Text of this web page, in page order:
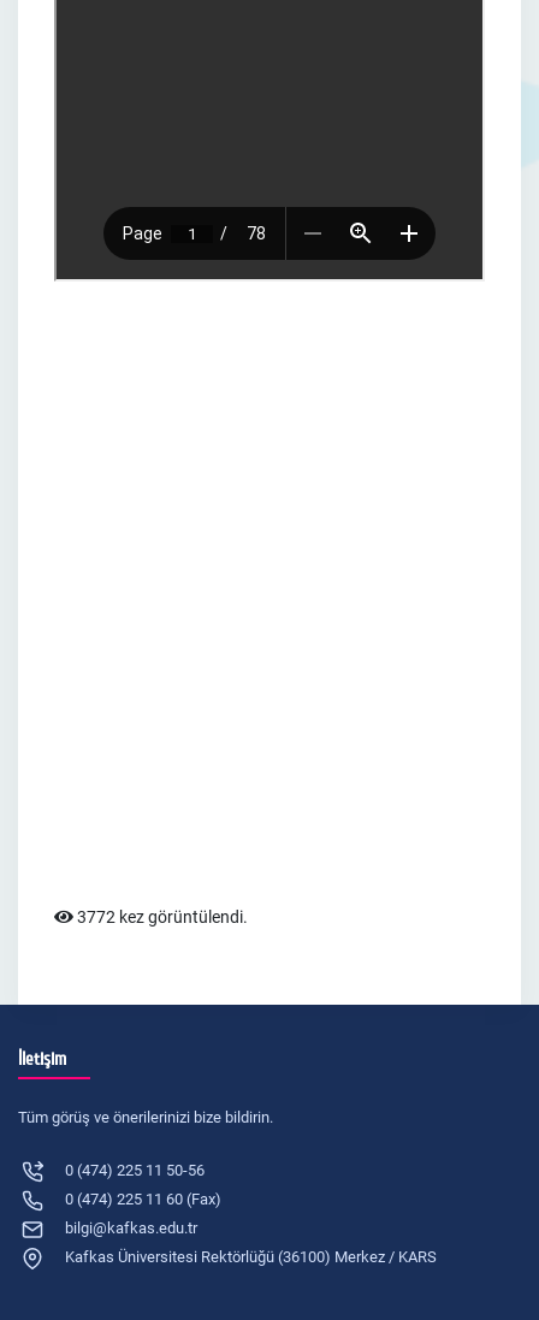
3772 kez görüntülendi.
İletişim
Tüm görüş ve önerilerinizi bize bildirin.
0 (474) 225 11 50-56
0 (474) 225 11 60 (Fax)
bilgi@kafkas.edu.tr
Kafkas Üniversitesi Rektörlüğü (36100) Merkez / KARS